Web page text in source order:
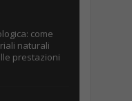
come
naturali
prestazioni